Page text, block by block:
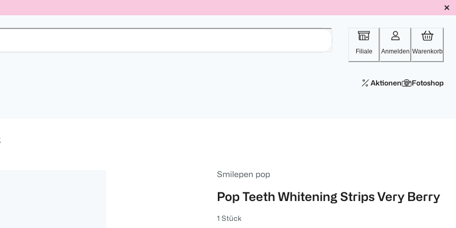
Filiale Anmelden Warenkorb
Aktionen Fotoshop
Smilepen pop
Pop Teeth Whitening Strips Very Berry
1 Stück